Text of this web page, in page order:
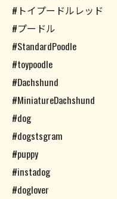
#トイプードルレッド
#プードル
#StandardPoodle
#toypoodle
#Dachshund
#MiniatureDachshund
#dog
#dogstsgram
#puppy
#instadog
#doglover